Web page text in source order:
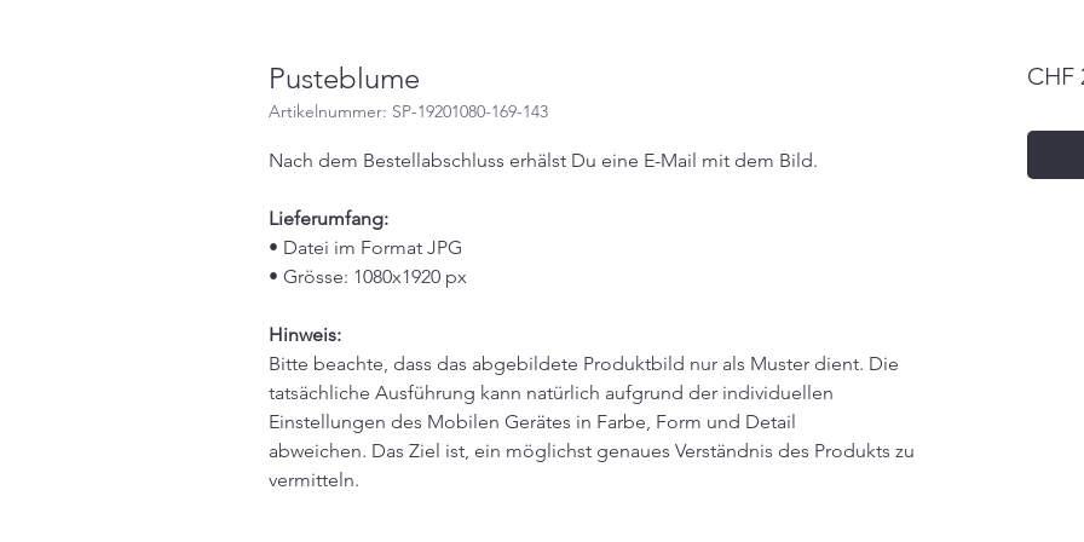
Pusteblume
Artikelnummer: SP-19201080-169-143
Nach dem Bestellabschluss erhälst Du eine E-Mail mit dem Bild.
Lieferumfang:
• Datei im Format JPG
• Grösse: 1080x1920 px
Hinweis:
Bitte beachte, dass das abgebildete Produktbild nur als Muster dient. Die
tatsächliche Ausführung kann natürlich aufgrund der individuellen
Einstellungen des Mobilen Gerätes in Farbe, Form und Detail
abweichen. Das Ziel ist, ein möglichst genaues Verständnis des Produkts zu
vermitteln.
CHF